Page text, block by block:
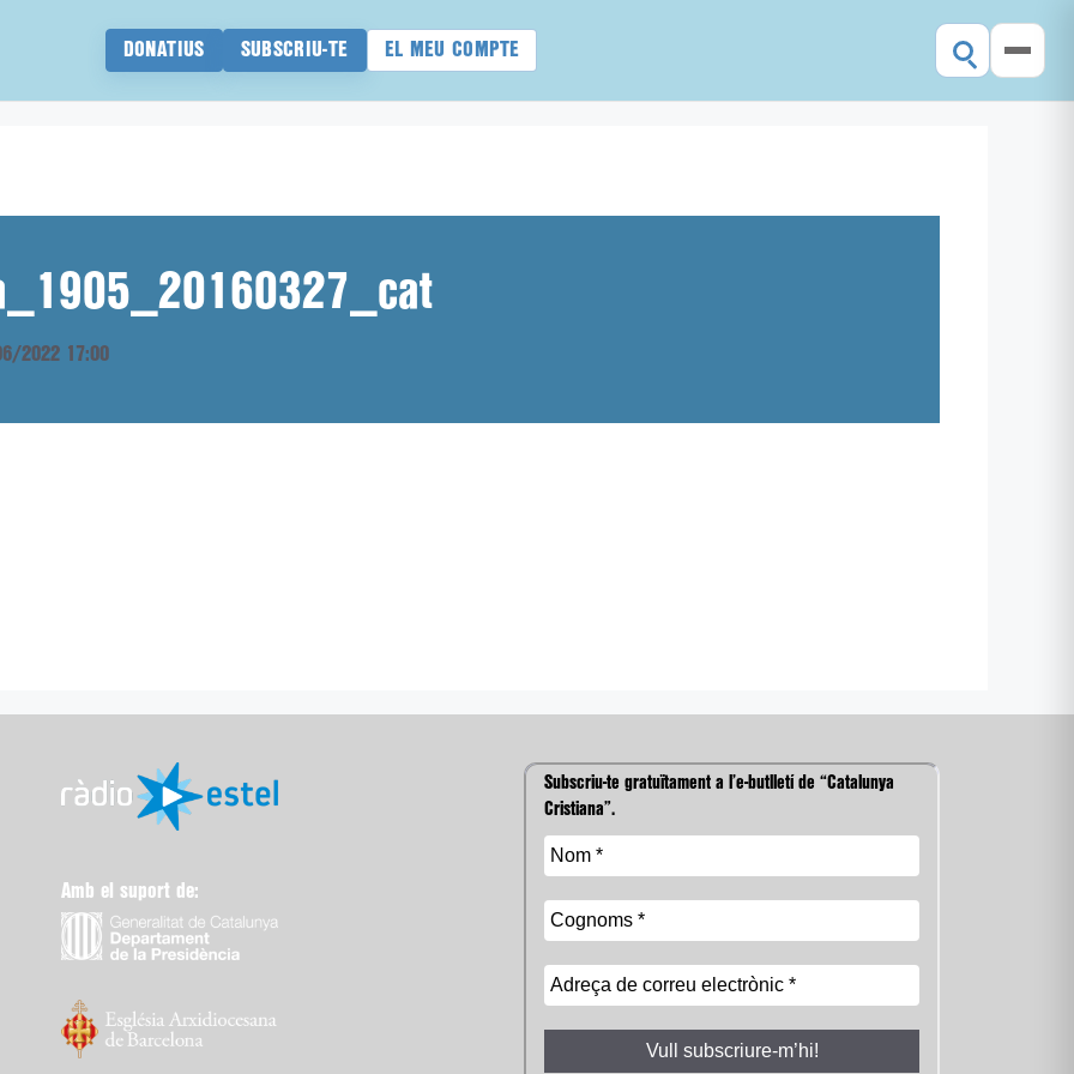
DONATIUS SUBSCRIU-TE EL MEU COMPTE
2022 17:00
Amb el suport de:
Subscriu-te gratuïtament a l’e-butlletí de “Catalunya
Cristiana”.